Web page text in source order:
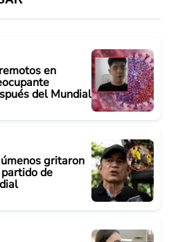
en
del Mundial
gritaron
de